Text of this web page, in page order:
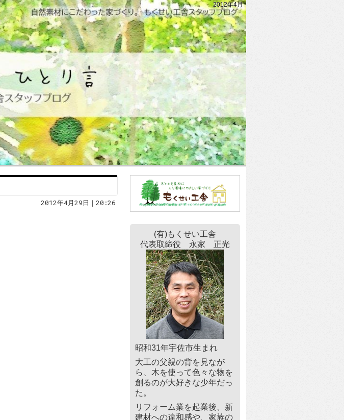
2012年4月
2012年4月29日｜20:26
(有)もくせい工舎
代表取締役 永家 正光
昭和31年宇佐市生まれ
大工の父親の背を見なが
ら、木を使って色々な物を
創るのが大好きな少年だっ
た。
リフォーム業を起業後、新
建材への違和感や、家族の